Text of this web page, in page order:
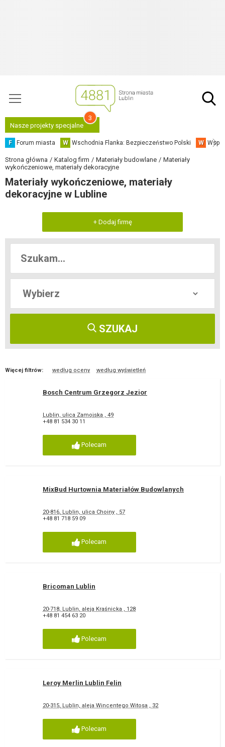
Nasze projekty specjalne
3
F Forum miasta W Wschodnia Flanka: Bezpieczeństwo Polski W
Strona główna Katalog firm Materiały budowlane
Materiały
wykończeniowe, materiały dekoracyjne
Materiały wykończeniowe, materiały
dekoracyjne w Lubline
+ Dodaj firmę
SZUKAJ
Więcej filtrów: według oceny według wyświetleń
Bosch Centrum Grzegorz Jezior
Lublin, ulica Zamojska , 49
+48 81 534 30 11
Polecam
MixBud Hurtownia Materiałów Budowlanych
20-816, Lublin, ulica Choiny , 57
+48 81 718 59 09
Polecam
Bricoman Lublin
20-718, Lublin, aleja Kraśnicka , 128
+48 81 454 63 20
Polecam
Leroy Merlin Lublin Felin
20-315, Lublin, aleja Wincentego Witosa , 32
Polecam